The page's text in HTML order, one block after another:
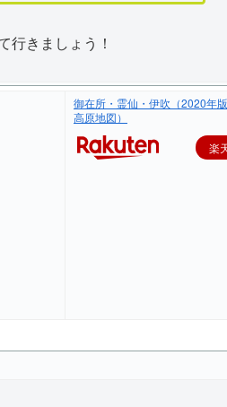
行きましょう！
御在所・霊仙・伊吹（2020年
高原地図）
楽